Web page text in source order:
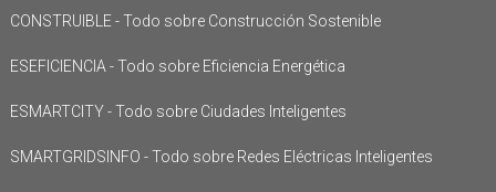
CONSTRUIBLE - Todo sobre Construcción Sostenible
ESEFICIENCIA - Todo sobre Eficiencia Energética
ESMARTCITY - Todo sobre Ciudades Inteligentes
SMARTGRIDSINFO - Todo sobre Redes Eléctricas Inteligentes